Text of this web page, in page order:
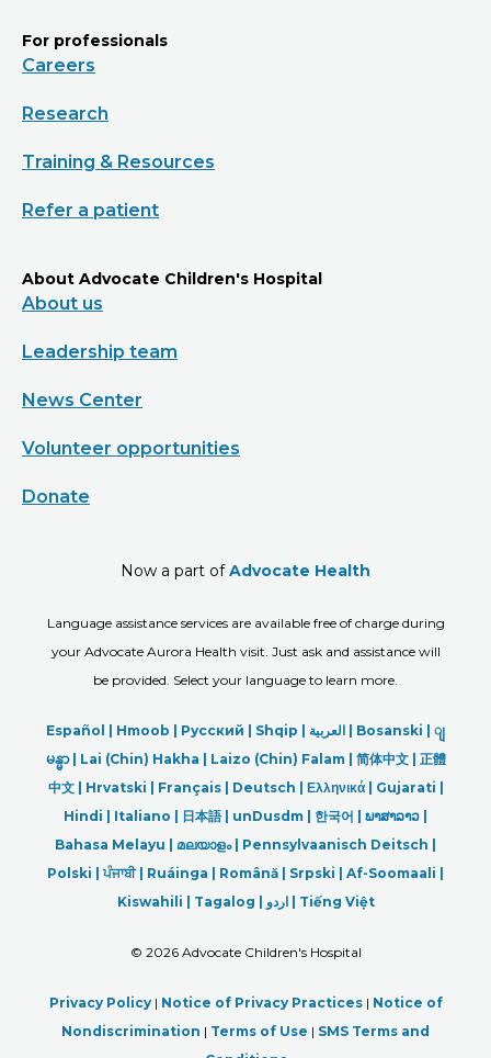
For professionals
Careers
Research
Training & Resources
Refer a patient
About Advocate Children's Hospital
About us
Leadership team
News Center
Volunteer opportunities
Donate
Now a part ofAdvocate Health
Language assistance services are available free of charge during
your Advocate Aurora Health visit. Just ask and assistance will
be provided. Select your language to learn more.
Español | Hmoob Русский Shqip العربیة Bosanski
ျ
မန္မာ| Lai (Chin) Hakha | Laizo (Chin) Falam | 简体中文 | 正體
中文 | Hrvatski | Français | Deutsch Ελληνικά | Gujarati |
Hindi
Italiano 日本語| unDusdm 한국어 ພາສາລາວ
Bahasa Melayu | മലയാളം| Pennsylvaanisch Deitsch |
Polski |ਪੰਜਾਬੀ| Ruáinga | Română | Srpski
Af-Soomaali |
Kiswahili | Tagalog اردو| Tiếng Việt
© 2026 Advocate Children's Hospital
Privacy Policy| Notice of Privacy Practices| Notice of
Nondiscrimination | Terms of Use | SMS Terms and